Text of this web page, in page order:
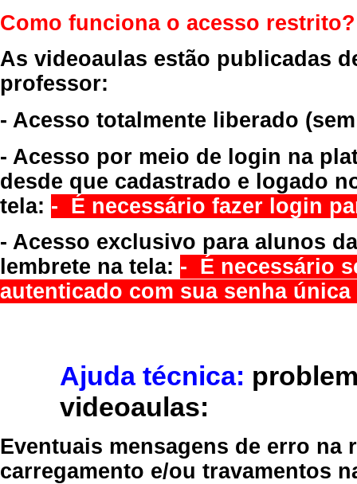
Como funciona o acesso restrito?
As videoaulas estão publicadas
professor:
- Acesso totalmente liberado
- Acesso por meio de login na
desde que cadastrado e logado
tela: - É necessário fazer login
- Acesso exclusivo para alunos
lembrete na tela: - É necessário
autenticado com sua senha
Ajuda técnica:
videoaulas:
Eventuais mensagens de erro
carregamento e/ou travamentos